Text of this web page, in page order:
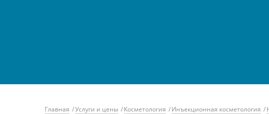
Главная /Услуги и цены /Косметология /Инъекционная косметология /